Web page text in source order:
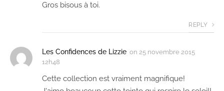
Gros bisous à toi.
REPLY
Les Confidences de Lizzie on 25 novembre 2015
12h48
Cette collection est vraiment magnifique!